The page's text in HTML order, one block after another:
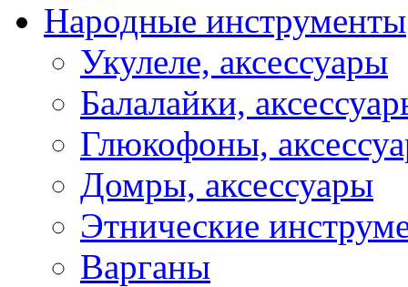
Народные инструменты
Укулеле, аксессуары
Балалайки,
Глюкофоны,
Домры, аксессуары
Этнические
Варганы